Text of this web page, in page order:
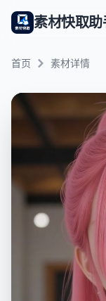
素材快取助
首页 素材详情